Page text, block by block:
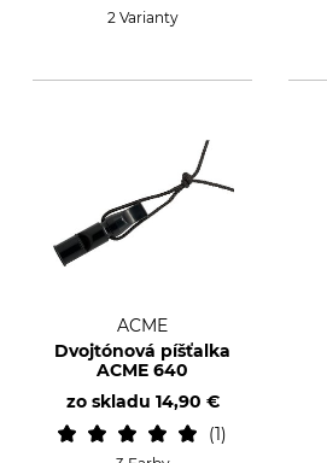
2 Varianty
ACME
Dvojtónová píšťalka
ACME 640
zo skladu 14,90 €
1